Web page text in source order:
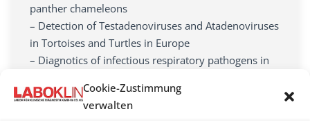
Cookie-Zustimmung
verwalten
panther chameleons
– Detection of Testadenoviruses and Atadenoviruses
in Tortoises and Turtles in Europe
– Diagnotics of infectious respiratory pathogens in
– Detection of Infectious Agents in Samples from
Reptiles Presented at Veterinary Clinics in Poland